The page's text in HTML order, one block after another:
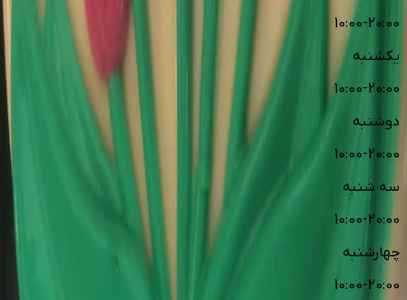
10:00-20:00
یکشنبه
10:00-20:00
دوشنبه
10:00-20:00
سه شنبه
10:00-20:00
چهارشنبه
10:00-20:00